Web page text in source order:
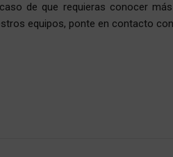
de que requieras conocer
equipos, ponte en contacto